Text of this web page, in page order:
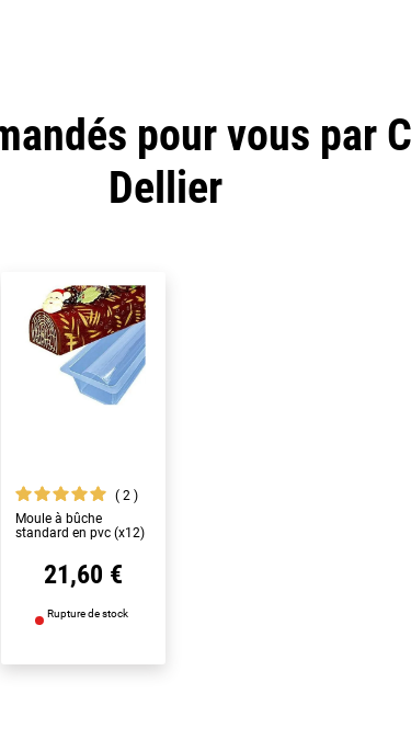
pour vous par
Dellier
2
Moule à bûche
standard en pvc (x12)
21,60 €
Rupture de stock